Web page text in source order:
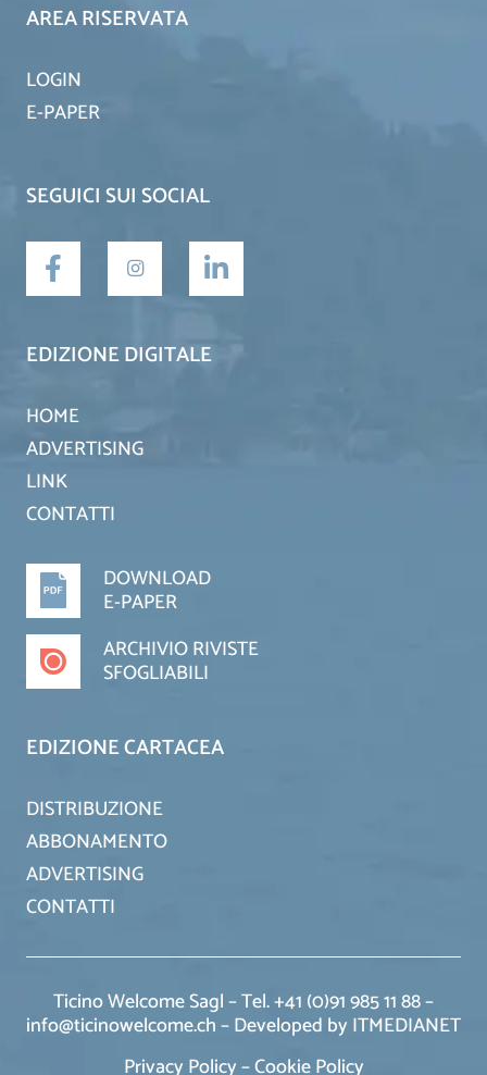
AREA RISERVATA
LOGIN
E-PAPER
SEGUICI SUI SOCIAL
EDIZIONE DIGITALE
HOME
ADVERTISING
LINK
CONTATTI
DOWNLOAD
E-PAPER
ARCHIVIO RIVISTE
SFOGLIABILI
EDIZIONE CARTACEA
DISTRIBUZIONE
ABBONAMENTO
ADVERTISING
CONTATTI
Ticino Welcome Sagl – Tel. +41 (0)91 985 11 88 –
info@ticinowelcome.ch –Developed by ITMEDIANET
Privacy Policy–Cookie Policy